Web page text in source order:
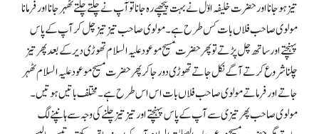
تیز ہو جانا اور حضرت خلیفہ اوّل نے بہت پیچھے رہ جانا تو آپ نے چلتے چلتے ٹھہر جانا اور فرمانا
مولوی صاحب فلاں بات کس طرح ہے۔ مولوی صاحب تیز تیز چل کر آپ کے پاس
پہنچتے اور ساتھ چل پڑتے تو پھر حضرت مسیح موعود علیہ السلام تھوڑی دیر کے بعد پھر تیز
چلنا شروع کرتے آگے نکل جاتے تھوڑی دور جا کر پھر حضرت مسیح موعود علیہ السلام ٹھہر
جاتے اور فرماتے مولوی صاحب فلاں بات اس اس طرح ہے۔ مختلف باتیں ہوتیں۔
مولوی صاحب پھر تیزی سے آپ کے پاس پہنچتے اور تیز تیز چلنے کی وجہ سے ہانپنے لگ